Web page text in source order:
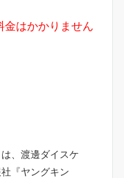
金はかかりません
、渡邊ダイスケ
『ヤングキン